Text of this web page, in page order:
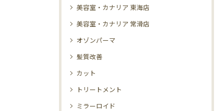
美容室・カナリア 東海店
美容室・カナリア 常滑店
オゾンパーマ
髪質改善
カット
トリートメント
ミラーロイド